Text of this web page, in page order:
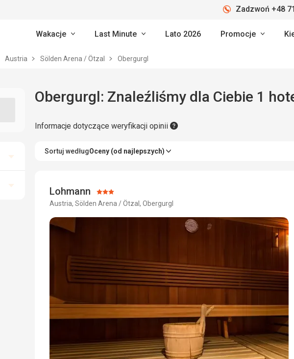
Zadzwoń +48
Wakacje Last Minute Lato 2026 Promocje
Austria Sölden Arena / Ötzal Obergurgl
Obergurgl: Znaleźliśmy dla Ciebie 1
Informacje dotyczące weryfikacji opinii
Sortuj wedługOceny (od najlepszych)
Lohmann Ocena:
3/5
Austria, Sölden Arena / Ötzal, Obergurgl